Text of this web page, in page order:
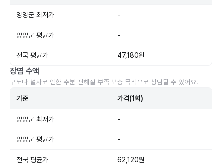
양양군 최저가 -
양양군 평균가 -
전국 평균가 47,180원
장염 수액
구토나 설사로 인한 수분·전해질 부족 보충 목적으로 상담될 수 있어요.
기준 가격(1회)
양양군 최저가 -
양양군 평균가 -
전국 평균가 62,120원